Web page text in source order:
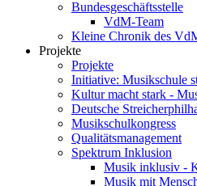
Bundesgeschäftsstelle
VdM-Team
Kleine Chronik des
Projekte
Projekte
Initiative: Musikschule
Kultur macht stark -
Deutsche
Musikschulkongress
Qualitätsmanagement
Spektrum Inklusion
Musik inklusiv -
Musik mit